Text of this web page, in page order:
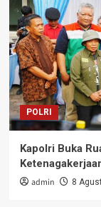
POLRI
Kapolri Buka
admin 8